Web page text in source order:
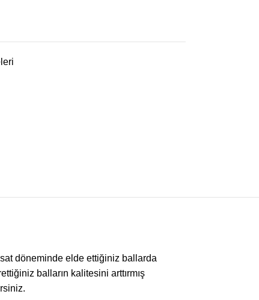
döneminde elde ettiğiniz ballarda
balların kalitesini arttırmış